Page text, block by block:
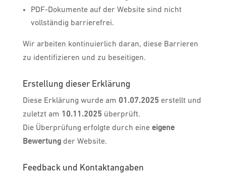
PDF-Dokumente auf der Website sind nicht
vollständig barrierefrei.
Wir arbeiten kontinuierlich daran, diese Barrieren
zu identifizieren und zu beseitigen.
Erstellung dieser Erklärung
Diese Erklärung wurde am 01.07.2025erstellt und
zuletzt am 10.11.2025überprüft.
Die Überprüfung erfolgte durch eine eigene
Bewertungder Website.
Feedback und Kontaktangaben